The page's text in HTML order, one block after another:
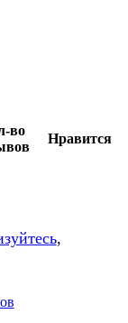
во
Нравится
,